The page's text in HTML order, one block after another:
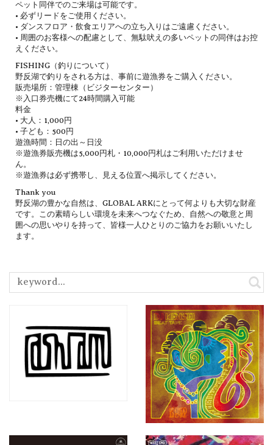
ペット同伴でのご来場は可能です。
• 必ずリードをご使用ください。
• ダンスフロア・飲食エリアへの立ち入りはご遠慮ください。
• 周囲のお客様への配慮として、無駄吠えの多いペットの同伴はお控
えください。
FISHING（釣りについて）
野反湖で釣りをされる方は、事前に遊漁券をご購入ください。
販売場所：管理棟（ビジターセンター）
※入口券売機にて24時間購入可能
料金
• 大人：1,000円
• 子ども：500円
遊漁時間：日の出～日没
※遊漁券販売機は5,000円札・10,000円札はご利用いただけませ
ん。
※遊漁券は必ず携帯し、見える位置へ掲示してください。
Thank you
野反湖の豊かな自然は、GLOBAL ARKにとって何よりも大切な財産
です。この素晴らしい環境を未来へつなぐため、自然への敬意と周
囲への思いやりを持って、皆様一人ひとりのご協力をお願いいたし
ます。